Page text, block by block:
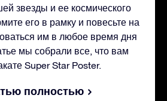
звезды и ее космического
его в рамку и повесьте на
им в любое время дня
мы собрали все, что вам
Super Star Poster.
полностью